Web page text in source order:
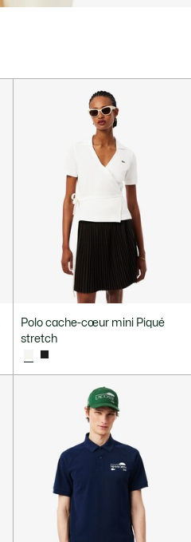
Polo cache-cœur mini Piqué
stretch